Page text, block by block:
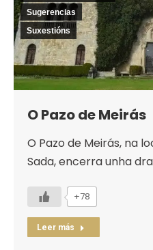
Sugerencias
Suxestións
O Pazo de Meirás
O Pazo de Meirás, na
Sada, encerra unha
+78
Leer más